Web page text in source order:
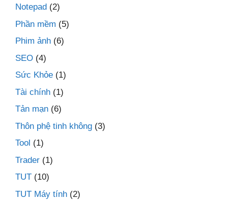
Notepad (2)
Phần mềm (5)
Phim ảnh (6)
SEO (4)
Sức Khỏe (1)
Tài chính (1)
Tản mạn (6)
Thôn phệ tinh không (3)
Tool (1)
Trader (1)
TUT (10)
TUT Máy tính (2)